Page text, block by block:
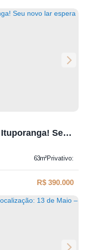
Seu
R$ 390.000
Privativo:
63m²